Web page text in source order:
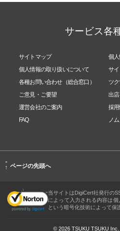
サービス各
サイトマップ
個
個人情報の取り扱いについて
サ
各種お問い合わせ（総合窓口）
ツ
ご意見・ご要望
出
運営会社のご案内
採
FAQ
ノ
-
↑ ページの先頭へ
当サイトはDigiCert社発行の
によって入力される内容は
という暗号化技術によって保
© 2026 TSUKU TSUKU Inc.